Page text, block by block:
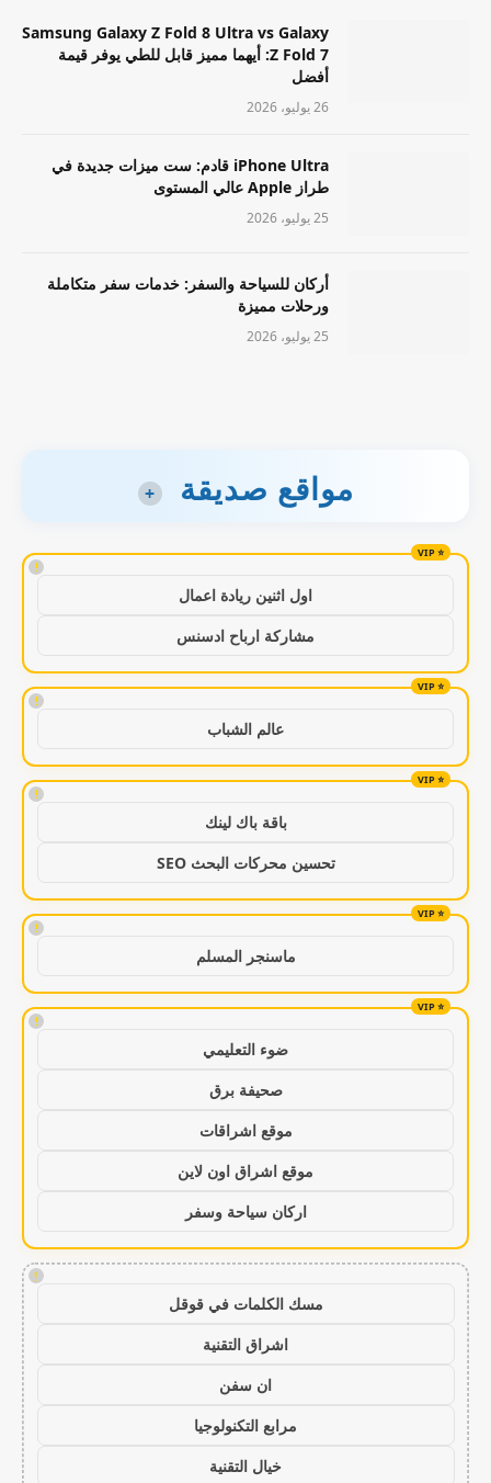
Samsung Galaxy Z Fold 8 Ultra vs Galaxy
Z Fold 7: أيهما مميز قابل للطي يوفر قيمة
أفضل
26 يوليو، 2026
iPhone Ultra قادم: ست ميزات جديدة في
طراز Apple عالي المستوى
25 يوليو، 2026
أركان للسياحة والسفر: خدمات سفر متكاملة
ورحلات مميزة
25 يوليو، 2026
مواقع صديقة +
!
اول اثنين ريادة اعمال
مشاركة ارباح ادسنس
!
عالم الشباب
!
باقة باك لينك
تحسين محركات البحث SEO
!
ماسنجر المسلم
!
ضوء التعليمي
صحيفة برق
موقع اشراقات
موقع اشراق اون لاين
اركان سياحة وسفر
!
مسك الكلمات في قوقل
اشراق التقنية
ان سفن
مرابع التكنولوجيا
خيال التقنية